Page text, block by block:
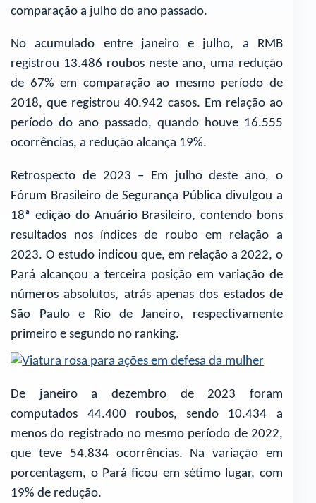
comparação a julho do ano passado.
No acumulado entre janeiro e julho, a RMB
registrou 13.486 roubos neste ano, uma redução
de 67% em comparação ao mesmo período de
2018, que registrou 40.942 casos. Em relação ao
período do ano passado, quando houve 16.555
ocorrências, a redução alcança 19%.
Retrospecto de 2023 – Em julho deste ano, o
Fórum Brasileiro de Segurança Pública divulgou a
18ª edição do Anuário Brasileiro, contendo bons
resultados nos índices de roubo em relação a
2023. O estudo indicou que, em relação a 2022, o
Pará alcançou a terceira posição em variação de
números absolutos, atrás apenas dos estados de
São Paulo e Rio de Janeiro, respectivamente
primeiro e segundo no ranking.
De janeiro a dezembro de 2023 foram
computados 44.400 roubos, sendo 10.434 a
menos do registrado no mesmo período de 2022,
que teve 54.834 ocorrências. Na variação em
porcentagem, o Pará ficou em sétimo lugar, com
19% de redução.